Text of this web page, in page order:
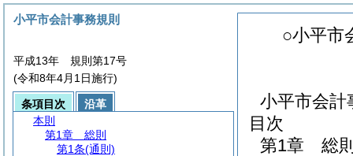
○小平市
小平市会計
目次
第1章
総
小平市会計事務規則
平成13年 規則第17号
(令和8年4月1日施行)
条項目次
沿革
本則
第1章
総則
第1条(通則)